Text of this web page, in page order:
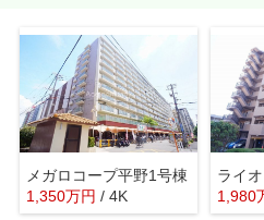
メガロコープ平野1号棟
1,350万円 / 4K
1,980